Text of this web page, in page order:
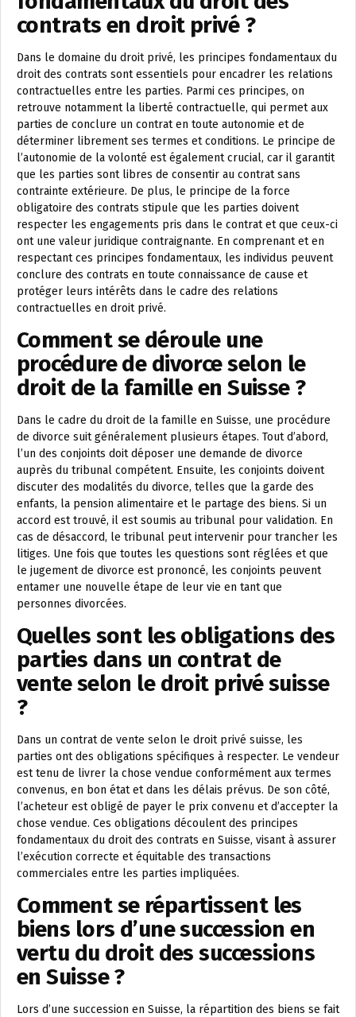
contrats en droit privé ?
Dans le domaine du droit privé, les principes fondamentaux du
droit des contrats sont essentiels pour encadrer les relations
contractuelles entre les parties. Parmi ces principes, on
retrouve notamment la liberté contractuelle, qui permet aux
parties de conclure un contrat en toute autonomie et de
déterminer librement ses termes et conditions. Le principe de
l’autonomie de la volonté est également crucial, car il garantit
que les parties sont libres de consentir au contrat sans
contrainte extérieure. De plus, le principe de la force
obligatoire des contrats stipule que les parties doivent
respecter les engagements pris dans le contrat et que ceux-ci
ont une valeur juridique contraignante. En comprenant et en
respectant ces principes fondamentaux, les individus peuvent
conclure des contrats en toute connaissance de cause et
protéger leurs intérêts dans le cadre des relations
contractuelles en droit privé.
Comment se déroule une
procédure de divorce selon le
droit de la famille en Suisse ?
Dans le cadre du droit de la famille en Suisse, une procédure
de divorce suit généralement plusieurs étapes. Tout d’abord,
l’un des conjoints doit déposer une demande de divorce
auprès du tribunal compétent. Ensuite, les conjoints doivent
discuter des modalités du divorce, telles que la garde des
enfants, la pension alimentaire et le partage des biens. Si un
accord est trouvé, il est soumis au tribunal pour validation. En
cas de désaccord, le tribunal peut intervenir pour trancher les
litiges. Une fois que toutes les questions sont réglées et que
le jugement de divorce est prononcé, les conjoints peuvent
entamer une nouvelle étape de leur vie en tant que
personnes divorcées.
Quelles sont les obligations des
parties dans un contrat de
vente selon le droit privé suisse
?
Dans un contrat de vente selon le droit privé suisse, les
parties ont des obligations spécifiques à respecter. Le vendeur
est tenu de livrer la chose vendue conformément aux termes
convenus, en bon état et dans les délais prévus. De son côté,
l’acheteur est obligé de payer le prix convenu et d’accepter la
chose vendue. Ces obligations découlent des principes
fondamentaux du droit des contrats en Suisse, visant à assurer
l’exécution correcte et équitable des transactions
commerciales entre les parties impliquées.
Comment se répartissent les
biens lors d’une succession en
vertu du droit des successions
en Suisse ?
Lors d’une succession en Suisse, la répartition des biens se fait